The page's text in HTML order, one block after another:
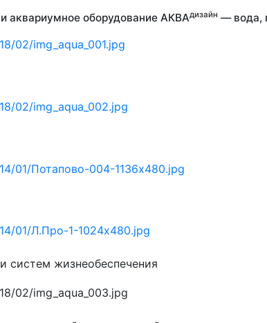
аквариумное оборудование АКВАдизайн — вода,
систем жизнеобеспечения